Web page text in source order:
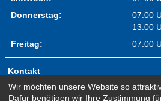
Donnerstag:
07.00
13.00
Freitag:
07.00
Kontakt
Impressum
Wir möchten unsere Website so
Dafür benötigen wir Ihre Zustimmung